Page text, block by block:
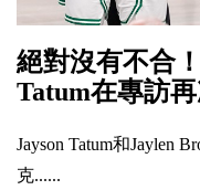
絕對沒有不合
Tatum在專訪
Jayson Tatum和Jaylen
克......